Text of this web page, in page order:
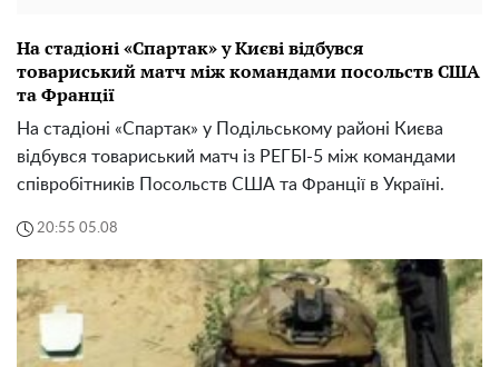
На стадіоні «Спартак» у Києві відбувся
товариський матч між командами посольств США
та Франції
На стадіоні «Спартак» у Подільському районі Києва
відбувся товариський матч із РЕГБІ-5 між командами
співробітників Посольств США та Франції в Україні.
20:55 05.08